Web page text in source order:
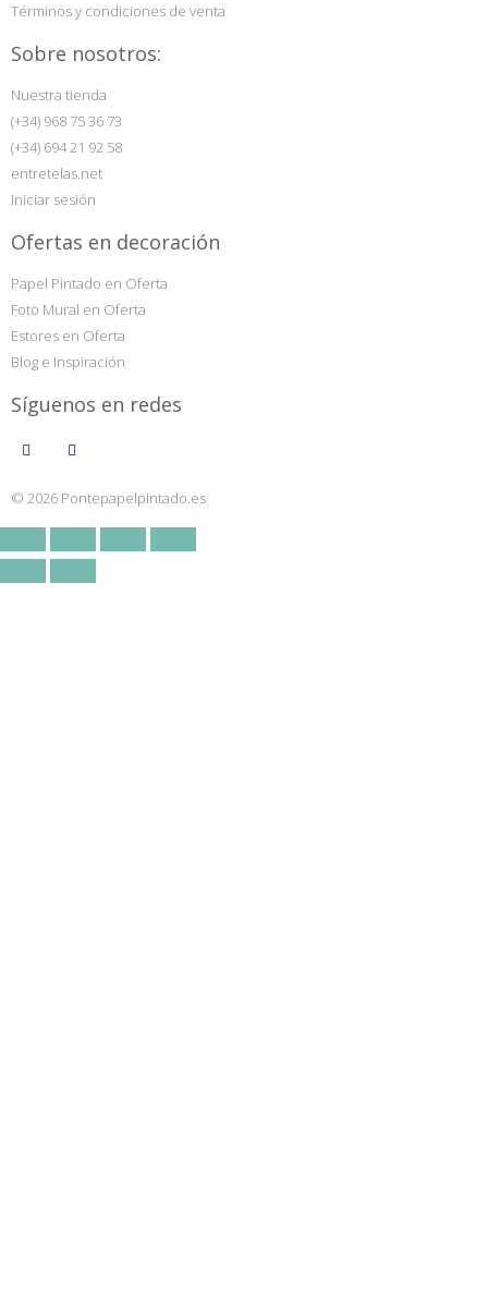
Términos y condiciones de venta
Sobre nosotros:
Nuestra tienda
(+34) 968 75 36 73
(+34) 694 21 92 58
entretelas.net
Iniciar sesión
Ofertas en decoración
Papel Pintado en Oferta
Foto Mural en Oferta
Estores en Oferta
Blog e Inspiración
Síguenos en redes
© 2026 Pontepapelpintado.es